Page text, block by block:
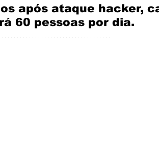
após ataque hacker,
60 pessoas por dia.